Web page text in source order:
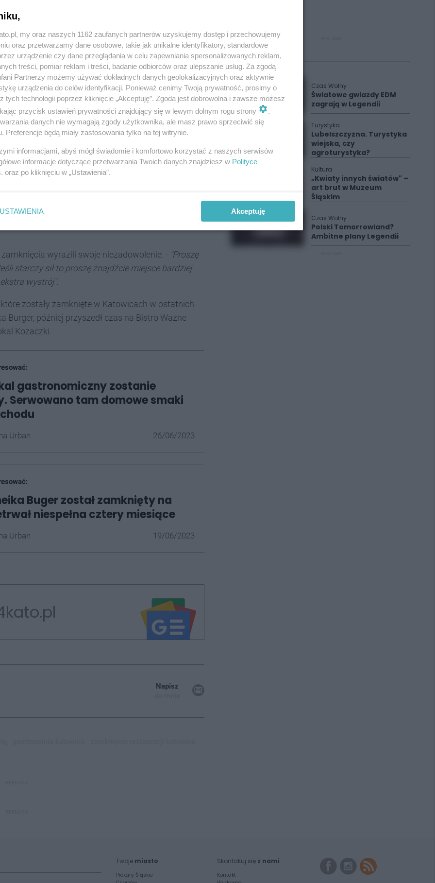
został
Crazy Pig w Katowicach. Sieciówka została
roku. Restauracja serwowała gościom dania
hot-dogi. W karcie znalazła się nawet pozycja
Jesteśmy szczęśliwi, że chwaliliście nasze
oraz że tak chętnie do nas wracaliście. Zamknięcie
Bardzo, ale to bardzo chcielibyśmy z Wami
w rzeczywistości
wyrazili swoje niezadowolenie. - "Proszę
starczy sił to proszę znajdźcie miejsce bardziej
wystrój".
zostały zamknięte w Katowicach w ostatnich
Burger, później przyszedł czas na Bistro Ważne
Kozaczki.
gastronomiczny zostanie
Serwowano tam domowe smaki
Urban 26/06/2023
Buger został zamknięty na
niespełna cztery miesiące
Urban 19/06/2023
Napisz
Polecane
Czas Wolny
Światowe gwiazdy EDM
zagrają w Legendii
Turystyka
Lubelszczyzna. Turystyka
wiejska, czy
agroturystyka?
Kultura
„Kwiaty innych światów" –
art brut w Muzeum
Śląskim
Czas Wolny
Polski Tomorrowland?
Ambitne plany Legendii
Twoje miasto
Piekary Śląskie
Skontakuj się z nami
Kontakt
my oraz naszych 1162 zaufanych partnerów uzyskujemy dostęp i przechowujemy
oraz przetwarzamy dane osobowe, takie jak unikalne identyfikatory, standardowe
urządzenie czy dane przeglądania w celu zapewniania spersonalizowanych reklam,
treści, pomiar reklam i treści, badanie odbiorców oraz ulepszanie usług. Za zgodą
Partnerzy możemy używać dokładnych danych geolokalizacyjnych oraz aktywnie
urządzenia do celów identyfikacji. Ponieważ cenimy Twoją prywatność, prosimy o
tych technologii poprzez kliknięcie „Akceptuję”. Zgoda jest dobrowolna i zawsze możesz
przycisk ustawień prywatności znajdujący się w lewym dolnym rogu strony
.
danych nie wymagają zgody użytkownika, ale masz prawo sprzeciwić się
Preferencje będą miały zastosowania tylko na tej witrynie.
informacjami, abyś mógł świadomie i komfortowo korzystać z naszych serwisów
informacje dotyczące przetwarzania Twoich danych znajdziesz w Polityce
. oraz po kliknięciu w „Ustawienia”.
USTAWIENIA Akceptuję